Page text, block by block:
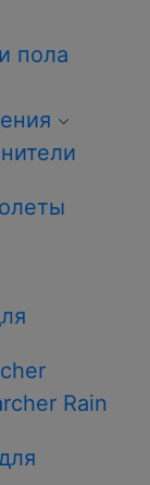
пола
Rain